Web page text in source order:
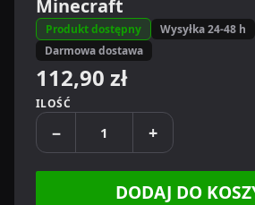
Minecraft
Produkt dostępny
Wysyłka 24-48 h
Darmowa dostawa
112,90 zł
ILOŚĆ
− +
DODAJ DO